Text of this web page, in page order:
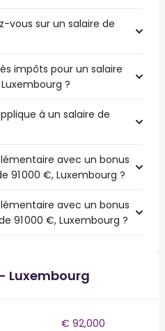
vous sur un salaire de
impôts pour un salaire
?
à un salaire de
avec un bonus
91 000 €, Luxembourg ?
avec un bonus
91 000 €, Luxembourg ?
Luxembourg
€ 92,000